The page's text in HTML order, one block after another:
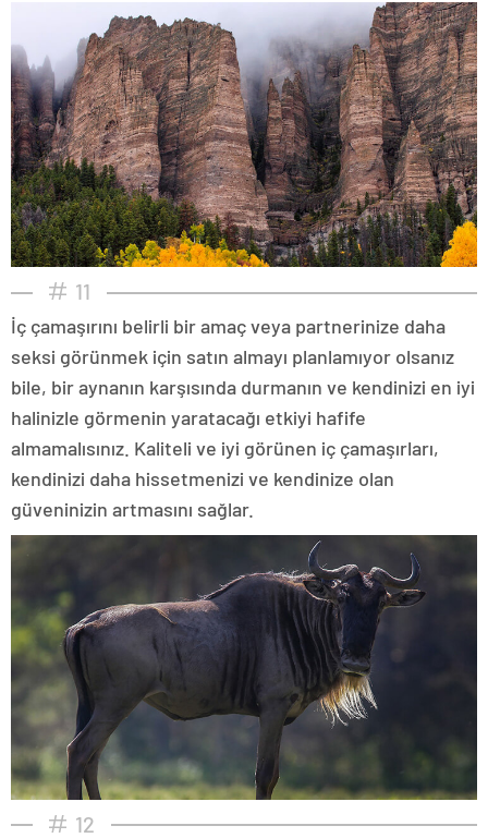
11
İç çamaşırını belirli bir amaç veya partnerinize daha
seksi görünmek için satın almayı planlamıyor olsanız
bile, bir aynanın karşısında durmanın ve kendinizi en iyi
halinizle görmenin yaratacağı etkiyi hafife
almamalısınız. Kaliteli ve iyi görünen iç çamaşırları,
kendinizi daha hissetmenizi ve kendinize olan
güveninizin artmasını sağlar.
12